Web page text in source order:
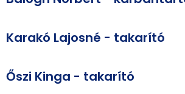
Karakó Lajosné - takarító
Őszi Kinga - takarító